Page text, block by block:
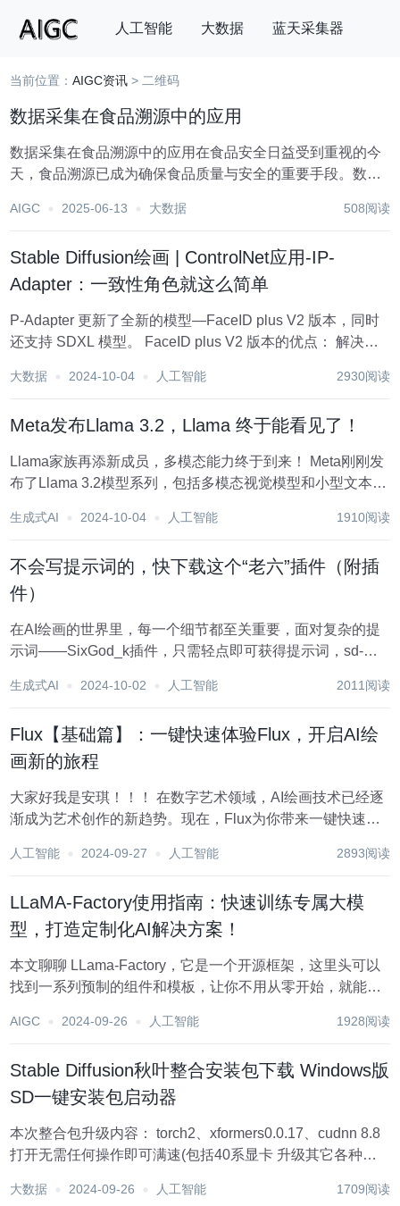
人工智能 大数据 蓝天采集器
搜索
当前位置：AIGC资讯 > 二维码
数据采集在食品溯源中的应用
数据采集在食品溯源中的应用在食品安全日益受到重视的今
天，食品溯源已成为确保食品质量与安全的重要手段。数据
用。通过精准、高效的数据采集，我们可以追溯食品从生
安...
AIGC 2025-06-13 大数据 508阅读
Stable Diffusion绘画 | ControlNet应用-IP-
Adapter：一致性角色就这么简单
P-Adapter 更新了全新的模型—FaceID plus V2 版本，同时
还支持 SDXL 模型。 FaceID plus V2 版本的优点： 解决任
https://huggingface.co/h9...
大数据 2024-10-04 人工智能 2930阅读
Meta发布Llama 3.2，Llama 终于能看见了！
Llama家族再添新成员，多模态能力终于到来！ Meta刚刚发
布了Llama 3.2模型系列，包括多模态视觉模型和小型文本模
的视觉能力，还为移动设备和边缘计算提供了更多选择。 多
生成式AI 2024-10-04 人工智能 1910阅读
不会写提示词的，快下载这个“老六”插件（附插
件）
在AI绘画的世界里，每一个细节都至关重要，面对复杂的提
示词——SixGod_k插件，只需轻点即可获得提示词，sd-
提示词的功能亮点 SixGod_k提示词不仅解决了提示词编写
生成式AI 2024-10-02 人工智能 2011阅读
Flux【基础篇】：一键快速体验Flux，开启AI绘
画新的旅程
大家好我是安琪！！！ 在数字艺术领域，AI绘画技术已经逐
渐成为艺术创作的新趋势。现在，Flux为你带来一键快速体
单易用的AI绘画工具 Flux的基础篇，让你轻松实现一键快速
人工智能 2024-09-27 人工智能 2893阅读
LLaMA-Factory使用指南：快速训练专属大模
型，打造定制化AI解决方案！
本文聊聊 LLama-Factory，它是一个开源框架，这里头可以
找到一系列预制的组件和模板，让你不用从零开始，就能训
章生成器，甚至是问答系统，都能搞定。而且，LLama-
AIGC 2024-09-26 人工智能 1928阅读
Stable Diffusion秋叶整合安装包下载 Windows版
SD一键安装包启动器
本次整合包升级内容： torch2、xformers0.0.17、cudnn 8.8
打开无需任何操作即可满速(包括40系显卡 升级其它各种依
ControlNet、MultiDiffusion插件优化了...
大数据 2024-09-26 人工智能 1709阅读